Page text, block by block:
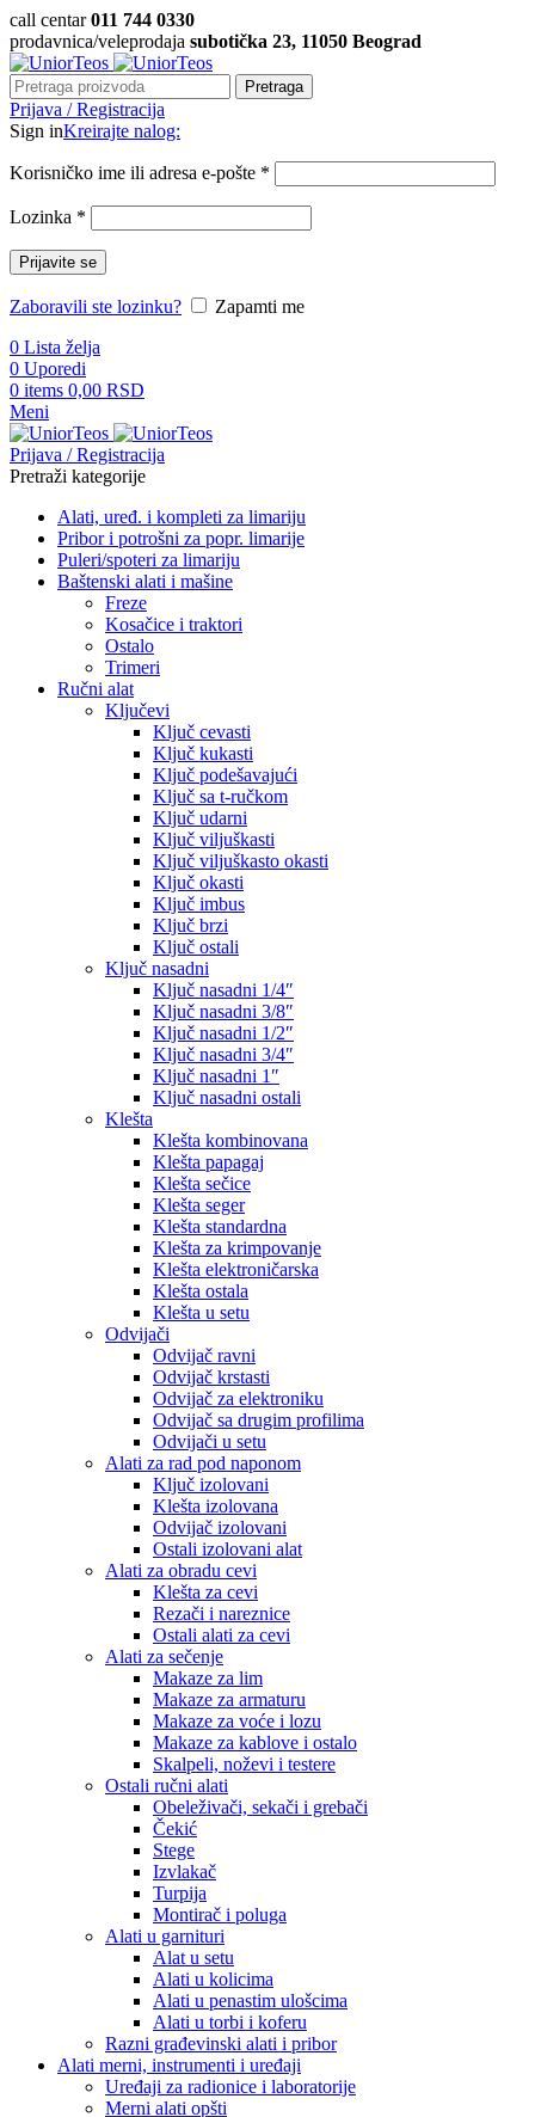
call centar011 744 0330
prodavnica/veleprodaja subotička 23, 11050 Beograd
Pretraga
Prijava / Registracija
Sign inKreirajte nalog:
Korisničko ime ili adresa e-pošte *
Lozinka *
Prijavite se
Zaboravili ste lozinku?
Zapamti me
0 Lista želja
0 Uporedi
0 items 0,00 RSD
Meni
Prijava / Registracija
Pretraži kategorije
Alati, uređ. i kompleti za limariju
Pribor i potrošni za popr. limarije
Puleri/spoteri za limariju
Baštenski alati i mašine
Freze
Kosačice i traktori
Ostalo
Trimeri
Ručni alat
Ključevi
Ključ cevasti
Ključ kukasti
Ključ podešavajući
Ključ sa t-ručkom
Ključ udarni
Ključ viljuškasti
Ključ viljuškasto okasti
Ključ okasti
Ključ imbus
Ključ brzi
Ključ ostali
Ključ nasadni
Ključ nasadni 1/4″
Ključ nasadni 3/8″
Ključ nasadni 1/2″
Ključ nasadni 3/4″
Ključ nasadni 1″
Ključ nasadni ostali
Klešta
Klešta kombinovana
Klešta papagaj
Klešta sečice
Klešta seger
Klešta standardna
Klešta za krimpovanje
Klešta elektroničarska
Klešta ostala
Klešta u setu
Odvijači
Odvijač ravni
Odvijač krstasti
Odvijač za elektroniku
Odvijač sa drugim profilima
Odvijači u setu
Alati za rad pod naponom
Ključ izolovani
Klešta izolovana
Odvijač izolovani
Ostali izolovani alat
Alati za obradu cevi
Klešta za cevi
Rezači i nareznice
Ostali alati za cevi
Alati za sečenje
Makaze za lim
Makaze za armaturu
Makaze za voće i lozu
Makaze za kablove i ostalo
Skalpeli, noževi i testere
Ostali ručni alati
Obeleživači, sekači i grebači
Čekić
Stege
Izvlakač
Turpija
Montirač i poluga
Alati u garnituri
Alat u setu
Alati u kolicima
Alati u penastim ulošcima
Alati u torbi i koferu
Razni građevinski alati i pribor
Alati merni, instrumenti i uređaji
Uređaji za radionice i laboratorije
Merni alati opšti